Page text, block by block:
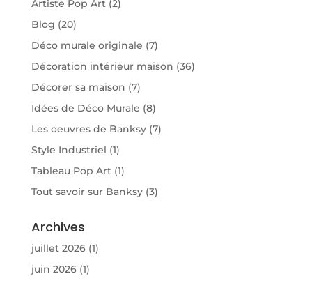
Artiste Pop Art(2)
Blog (20)
Déco murale originale (7)
Décoration intérieur maison (36)
Décorer sa maison (7)
Idées de Déco Murale (8)
Les oeuvres de Banksy(7)
Style Industriel (1)
Tableau Pop Art(1)
Tout savoir sur Banksy(3)
Archives
juillet 2026(1)
juin 2026(1)